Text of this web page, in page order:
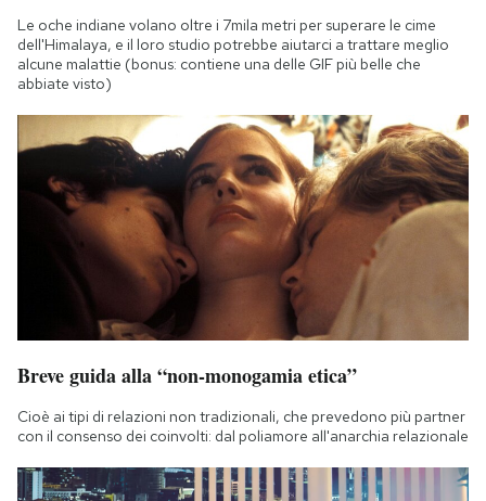
Le oche indiane volano oltre i 7mila metri per superare le cime
dell'Himalaya, e il loro studio potrebbe aiutarci a trattare meglio
alcune malattie (bonus: contiene una delle GIF più belle che
abbiate visto)
Breve guida alla “non-monogamia etica”
Cioè ai tipi di relazioni non tradizionali, che prevedono più partner
con il consenso dei coinvolti: dal poliamore all'anarchia relazionale